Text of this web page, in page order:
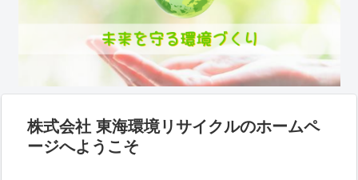
株式会社 東海環境リサイクルのホームペ
ージへようこそ